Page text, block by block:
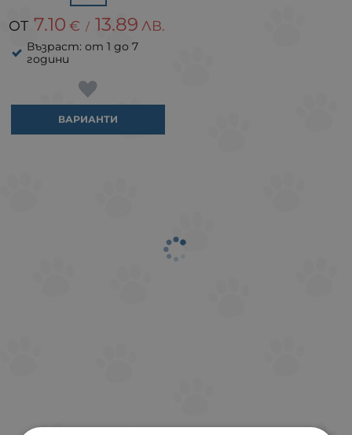
7.10 € / 13.89 ЛВ.
Възраст: от 1 до 7
години
ВАРИАНТИ